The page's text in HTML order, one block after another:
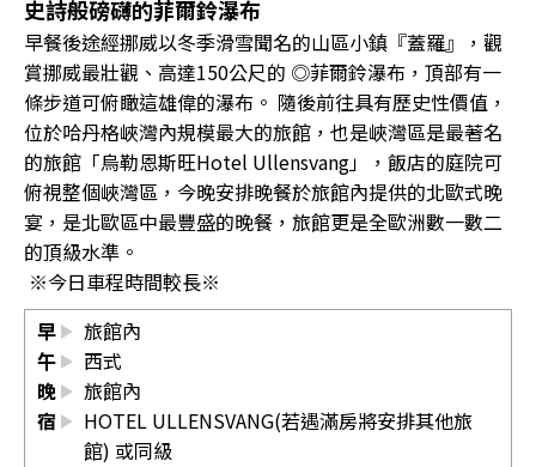
史詩般磅礴的菲爾鈴瀑布
早餐後途經挪威以冬季滑雪聞名的山區小鎮『蓋羅』，觀
賞挪威最壯觀、高達150公尺的 ◎菲爾鈴瀑布，頂部有一
條步道可俯瞰這雄偉的瀑布。 隨後前往具有歷史性價值，
位於哈丹格峽灣內規模最大的旅館，也是峽灣區是最著名
的旅館「烏勒恩斯旺Hotel Ullensvang」，飯店的庭院可
俯視整個峽灣區，今晚安排晚餐於旅館內提供的北歐式晚
宴，是北歐區中最豐盛的晚餐，旅館更是全歐洲數一數二
的頂級水準。
※今日車程時間較長※
早
旅館內
午
西式
晚
旅館內
宿
HOTEL ULLENSVANG(若遇滿房將安排其他旅
館) 或同級